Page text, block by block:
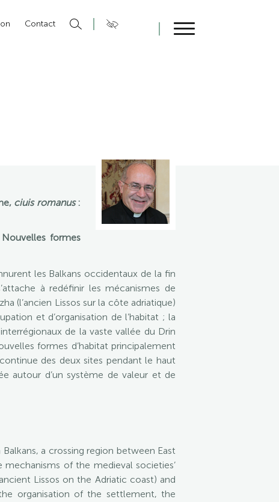
Contact
ciuis romanus:
formes
les Balkans occidentaux de la fin
à redéfinir les mécanismes de
(l’ancien Lissos sur la côte adriatique)
et d’organisation de l’habitat ; la
de la vaste vallée du Drin
formes d’habitat principalement
des deux sites pendant le haut
autour d’un système de valeur et de
a crossing region between East
of the medieval societies’
Lissos on the Adriatic coast) and
organisation of the settlement, the